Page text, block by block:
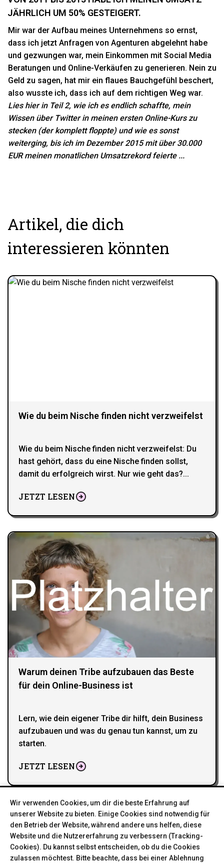
Wir verwenden Cookies, um dir die beste Erfahrung auf
unserer Website zu bieten. Einige Cookies sind notwendig für
den Betrieb der Website, während andere uns helfen, diese
Website und die Nutzererfahrung zu verbessern (Tracking-
Cookies). Du kannst selbst entscheiden, ob du die Cookies
zulassen möchtest. Bitte beachte, dass bei einer Ablehnung
JÄHRLICH UM 50% GESTEIGERT.
Mir war der Aufbau meines Unternehmens so ernst,
dass ich jetzt Anfragen von Agenturen abgelehnt habe
und gezwungen war, mein Einkommen mit Social Media
Beratungen und Online-Verkäufen zu generieren. Nein zu
Geld zu sagen, hat mir ein flaues Bauchgefühl beschert,
also wusste ich, dass ich auf dem richtigen Weg war.
Lies hier in Teil 2, wie ich es endlich schaffte, mein
Wissen über Twitter in meinen ersten Online-Kurs zu
stecken (der komplett floppte) und wie es sonst
weiterging, bis ich im Dezember 2015 mit über 30.000
EUR meinen monatlichen Umsatzrekord feierte ...
Artikel, die dich
interessieren könnten
Wie du beim Nische finden nicht verzweifelst
Wie du beim Nische finden nicht verzweifelst: Du
hast gehört, dass du eine Nische finden sollst,
damit du erfolgreich wirst. Nur wie geht das?...
JETZT LESEN
Warum deinen Tribe aufzubauen das Beste
für dein Online-Business ist
Lern, wie dein eigener Tribe dir hilft, dein Business
aufzubauen und was du genau tun kannst, um zu
starten.
JETZT LESEN